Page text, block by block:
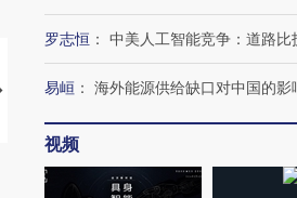
【推广】走进第四届链博
罗志恒 ： 中美人工智能竞争：道路比
易峘 ： 海外能源供给缺口对中国的影
视频